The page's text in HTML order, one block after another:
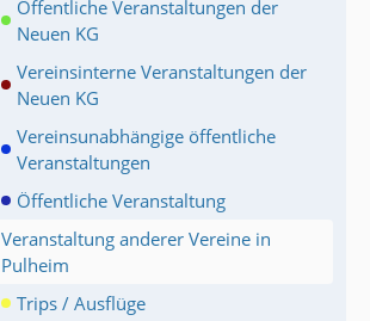
Öffentliche Veranstaltungen der
Neuen KG
Vereinsinterne Veranstaltungen der
Neuen KG
Vereinsunabhängige öffentliche
Veranstaltungen
Öffentliche Veranstaltung
Veranstaltung anderer Vereine in
Pulheim
Trips / Ausflüge